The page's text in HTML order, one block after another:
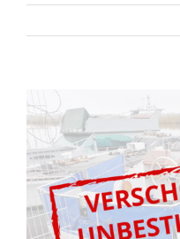
Zeige
grösseres
Bild